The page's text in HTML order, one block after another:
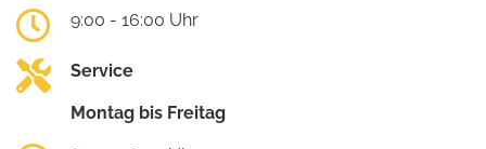
9:00 - 16:00 Uhr
Service
Montag bis Freitag